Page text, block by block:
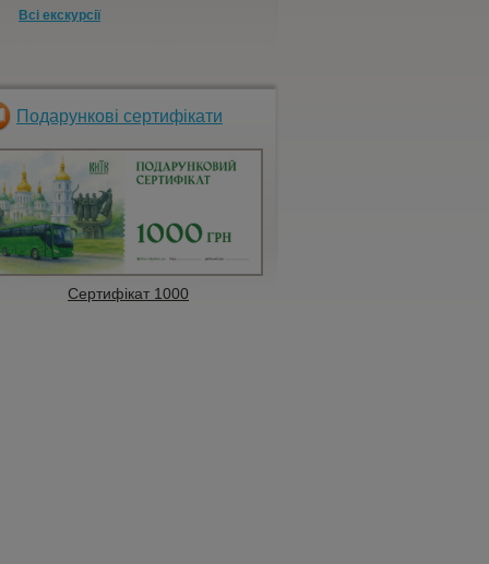
Всі екскурсії
Подарункові сертифікати
Сертифікат 1000